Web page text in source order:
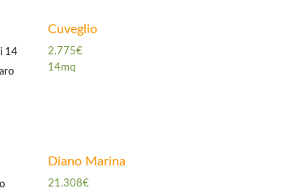
14
Cuveglio
2.775€
14mq
Diano Marina
21.308€